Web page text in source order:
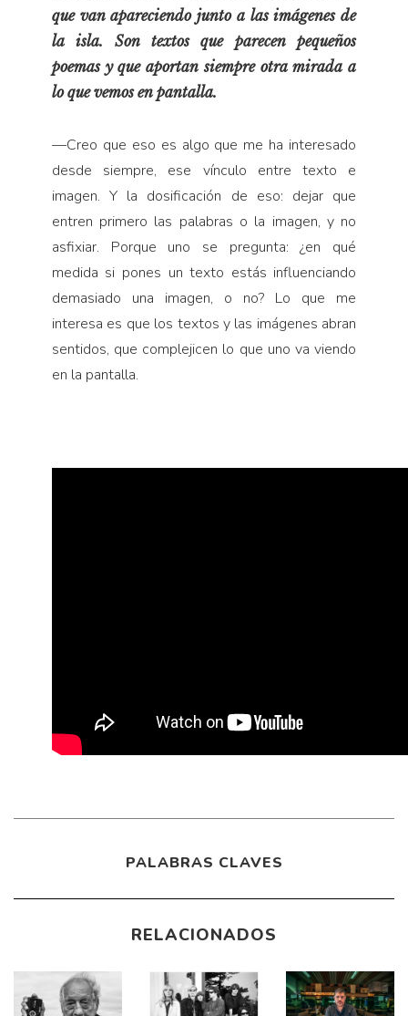
que van apareciendo junto a las imágenes de
la isla. Son textos que parecen pequeños
poemas y que aportan siempre otra mirada a
lo que vemos en pantalla.
—Creo que eso es algo que me ha interesado
desde siempre, ese vínculo entre texto e
imagen. Y la dosificación de eso: dejar que
entren primero las palabras o la imagen, y no
asfixiar. Porque uno se pregunta: ¿en qué
medida si pones un texto estás influenciando
demasiado una imagen, o no? Lo que me
interesa es que los textos y las imágenes abran
sentidos, que complejicen lo que uno va viendo
en la pantalla.
PALABRAS CLAVES
RELACIONADOS